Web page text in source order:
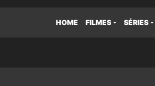
HOME FILMES SÉRIES